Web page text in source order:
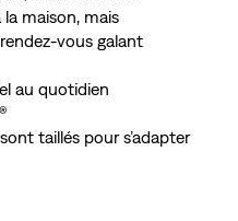
maison, mais
vous galant
au quotidien
taillés pour s’adapter